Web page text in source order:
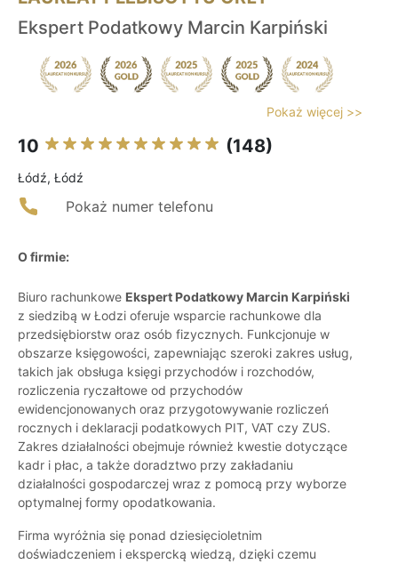
Ekspert Podatkowy Marcin Karpiński
Pokaż więcej >>
10 (148)
Łódź, Łódź
Pokaż numer telefonu
O firmie:
Biuro rachunkowe Ekspert Podatkowy Marcin Karpiński
z siedzibą w Łodzi oferuje wsparcie rachunkowe dla
przedsiębiorstw oraz osób fizycznych. Funkcjonuje w
obszarze księgowości, zapewniając szeroki zakres usług,
takich jak obsługa księgi przychodów i rozchodów,
rozliczenia ryczałtowe od przychodów
ewidencjonowanych oraz przygotowywanie rozliczeń
rocznych i deklaracji podatkowych PIT, VAT czy ZUS.
Zakres działalności obejmuje również kwestie dotyczące
kadr i płac, a także doradztwo przy zakładaniu
działalności gospodarczej wraz z pomocą przy wyborze
optymalnej formy opodatkowania.
Firma wyróżnia się ponad dziesięcioletnim
doświadczeniem i ekspercką wiedzą, dzięki czemu